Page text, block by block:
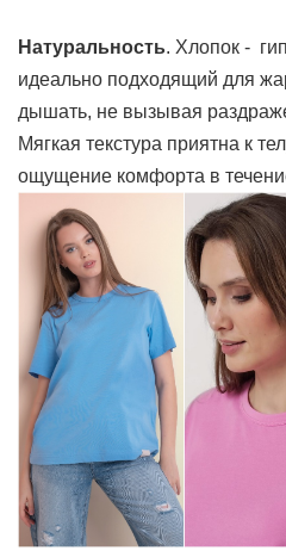
Натуральность. Хлопок -
идеально подходящий для
дышать, не вызывая
Мягкая текстура приятна к
ощущение комфорта в